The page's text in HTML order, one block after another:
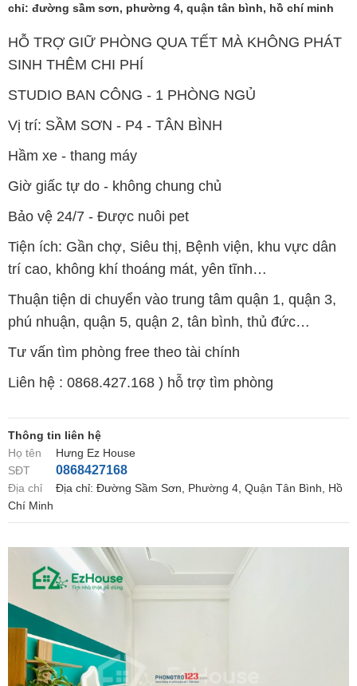
chỉ: đường sầm sơn, phường 4, quận tân bình, hồ chí minh
HỖ TRỢ GIỮ PHÒNG QUA TẾT MÀ KHÔNG PHÁT
SINH THÊM CHI PHÍ
STUDIO BAN CÔNG - 1 PHÒNG NGỦ
Vị trí: SẦM SƠN - P4 - TÂN BÌNH
Hầm xe - thang máy
Giờ giấc tự do - không chung chủ
Bảo vệ 24/7 - Được nuôi pet
Tiện ích: Gần chợ, Siêu thị, Bệnh viện, khu vực dân
trí cao, không khí thoáng mát, yên tĩnh…
Thuận tiện di chuyển vào trung tâm quận 1, quận 3,
phú nhuận, quận 5, quận 2, tân bình, thủ đức…
Tư vấn tìm phòng free theo tài chính
Liên hệ : 0868.427.168 ) hỗ trợ tìm phòng
Thông tin liên hệ
Họ tên
Hưng Ez House
SĐT
0868427168
Địa chỉ
Địa chỉ: Đường Sầm Sơn, Phường 4, Quận Tân Bình, Hồ
Chí Minh